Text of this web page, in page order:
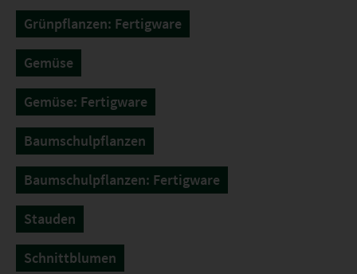
Grünpflanzen: Fertigware
Gemüse
Gemüse: Fertigware
Baumschulpflanzen
Baumschulpflanzen: Fertigware
Stauden
Schnittblumen